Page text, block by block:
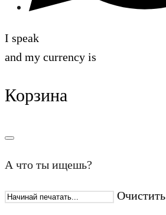
I speak
and my currency is
Корзина
А что ты ищешь?
Очистить